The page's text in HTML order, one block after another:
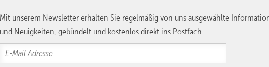
Mit unserem Newsletter erhalten Sie regelmäßig von uns ausgewählte
und Neuigkeiten, gebündelt und kostenlos direkt ins Postfach.